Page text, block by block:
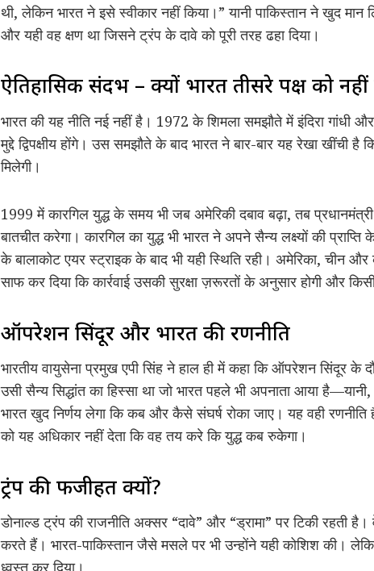
थी, लेकिन भारत ने इसे स्वीकार नहीं किया।” यानी पाकिस्तान ने खुद मान
और यही वह क्षण था जिसने ट्रंप के दावे को पूरी तरह ढहा दिया।
ऐतिहासिक संदर्भ – क्यों भारत तीसरे पक्ष को नहीं
भारत की यह नीति नई नहीं है। 1972 के शिमला समझौते में इंदिरा गांधी
मुद्दे द्विपक्षीय होंगे। उस समझौते के बाद भारत ने बार-बार यह रेखा खींची
मिलेगी।
1999 में कारगिल युद्ध के समय भी जब अमेरिकी दबाव बढ़ा, तब
बातचीत करेगा। कारगिल का युद्ध भी भारत ने अपने सैन्य लक्ष्यों की
के बालाकोट एयर स्ट्राइक के बाद भी यही स्थिति रही। अमेरिका, चीन
साफ कर दिया कि कार्रवाई उसकी सुरक्षा ज़रूरतों के अनुसार होगी और
ऑपरेशन सिंदूर और भारत की रणनीति
भारतीय वायुसेना प्रमुख एपी सिंह ने हाल ही में कहा कि ऑपरेशन सिंदूर के
उसी सैन्य सिद्धांत का हिस्सा था जो भारत पहले भी अपनाता आया
भारत खुद निर्णय लेगा कि कब और कैसे संघर्ष रोका जाए। यह वही
को यह अधिकार नहीं देता कि वह तय करे कि युद्ध कब रुकेगा।
ट्रंप की फजीहत क्यों?
डोनाल्ड ट्रंप की राजनीति अक्सर “दावे” और “ड्रामा” पर टिकी
करते हैं। भारत-पाकिस्तान जैसे मसले पर भी उन्होंने यही कोशिश की।
ध्वस्त कर दिया।